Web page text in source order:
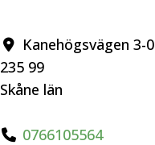
Kanehögsvägen 3-0
235 99
Skåne län
0766105564